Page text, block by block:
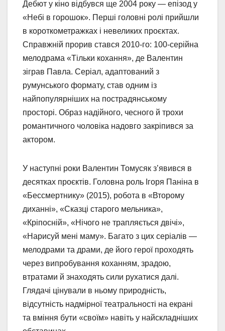
Дебют у кіно відбувся ще 2004 року — епізод у
«Небі в горошок». Перші головні ролі прийшли
в короткометражках і невеликих проєктах.
Справжній прорив стався 2010-го: 100-серійна
мелодрама «Тільки кохання», де Валентин
зіграв Павла. Серіал, адаптований з
румунського формату, став одним із
найпопулярніших на пострадянському
просторі. Образ надійного, чесного й трохи
романтичного чоловіка надовго закріпився за
актором.
У наступні роки Валентин Томусяк з’явився в
десятках проєктів. Головна роль Ігоря Паніна в
«Бессмертнику» (2015), робота в «Второму
диханні», «Сказці старого мельника»,
«Кріпосній», «Нічого не трапляється двічі»,
«Нарисуй мені маму». Багато з цих серіалів —
мелодрами та драми, де його герої проходять
через випробування коханням, зрадою,
втратами й знаходять сили рухатися далі.
Глядачі цінували в ньому природність,
відсутність надмірної театральності на екрані
та вміння бути «своїм» навіть у найскладніших